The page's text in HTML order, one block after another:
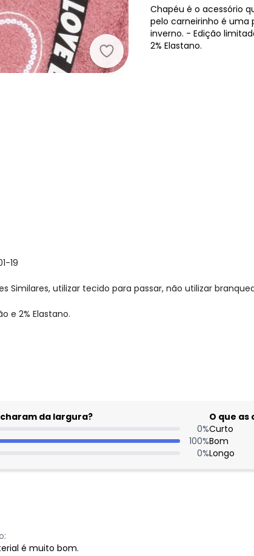
Milli e Nina - Bucket Hat
Chapéu é o acessório
pelo carneirinho é uma
inverno. - Edição
2% Elastano.
19
Similares, utilizar tecido para passar, não utilizar
e 2% Elastano.
da largura?
0%
100%
0%
O que
Curto
Bom
Longo
é muito bom.